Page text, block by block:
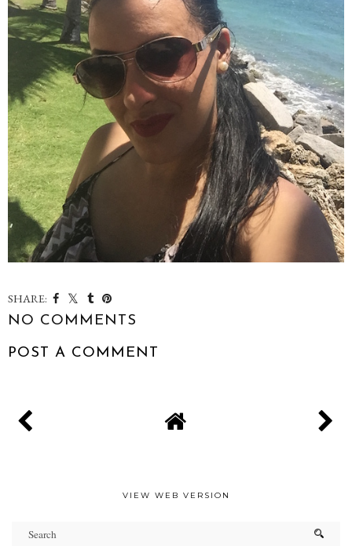
SHARE:
NO COMMENTS
POST A COMMENT
VIEW WEB VERSION